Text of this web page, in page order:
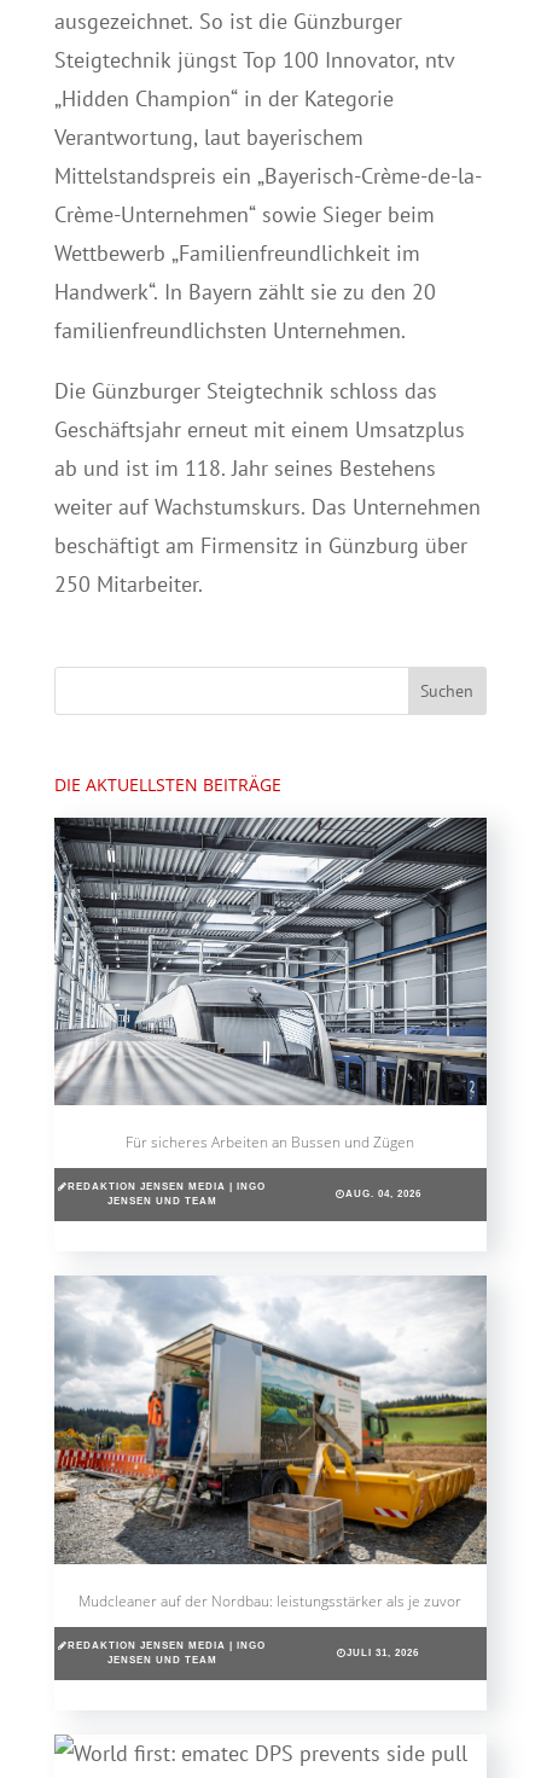
ausgezeichnet. So ist die Günzburger
Steigtechnik jüngst Top 100 Innovator, ntv
„Hidden Champion“ in der Kategorie
Verantwortung, laut bayerischem
Mittelstandspreis ein „Bayerisch-Crème-de-la-
Crème-Unternehmen“ sowie Sieger beim
Wettbewerb „Familienfreundlichkeit im
Handwerk“. In Bayern zählt sie zu den 20
familienfreundlichsten Unternehmen.
Die Günzburger Steigtechnik schloss das
Geschäftsjahr erneut mit einem Umsatzplus
ab und ist im 118. Jahr seines Bestehens
weiter auf Wachstumskurs. Das Unternehmen
beschäftigt am Firmensitz in Günzburg über
250 Mitarbeiter.
DIE AKTUELLSTEN BEITRÄGE
Für sicheres Arbeiten an Bussen und Zügen
REDAKTION JENSEN MEDIA | INGO
JENSEN UND TEAM
AUG. 04, 2026
Mudcleaner auf der Nordbau: leistungsstärker als je zuvor
REDAKTION JENSEN MEDIA | INGO
JENSEN UND TEAM
JULI 31, 2026